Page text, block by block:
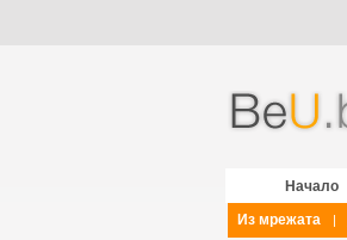
Начало
Из мрежата
|